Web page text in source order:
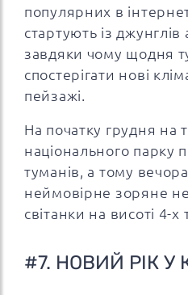
популярних в
стартують із джунглів
завдяки чому щодня
спостерігати нові
пейзажі.
На початку грудня на
національного парку
туманів, а тому
неймовірне зоряне
світанки на висоті 4-х
#7. НОВИЙ РІК У